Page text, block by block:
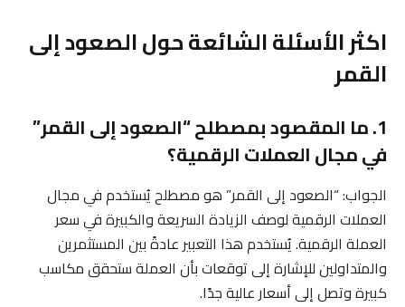
اكثر الأسئلة الشائعة حول الصعود إلى
القمر
1. ما المقصود بمصطلح “الصعود إلى القمر”
في مجال العملات الرقمية؟
الجواب: “الصعود إلى القمر” هو مصطلح يُستخدم في مجال
العملات الرقمية لوصف الزيادة السريعة والكبيرة في سعر
العملة الرقمية. يُستخدم هذا التعبير عادةً بين المستثمرين
والمتداولين للإشارة إلى توقعات بأن العملة ستحقق مكاسب
كبيرة وتصل إلى أسعار عالية جدًا.